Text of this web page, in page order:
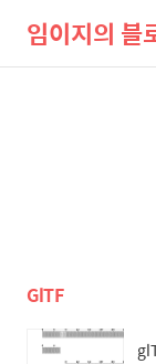
임이지의 블
GlTF